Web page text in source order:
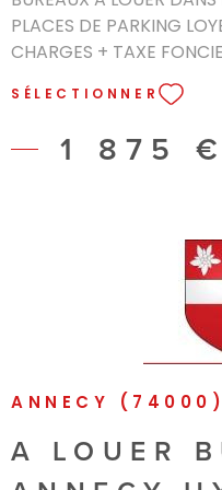
PLACES DE PARKING
CHARGES + TAXE
mois de loyers dossier
SÉLECTIONNER
1 875
ANNECY (74000)
A LOUER